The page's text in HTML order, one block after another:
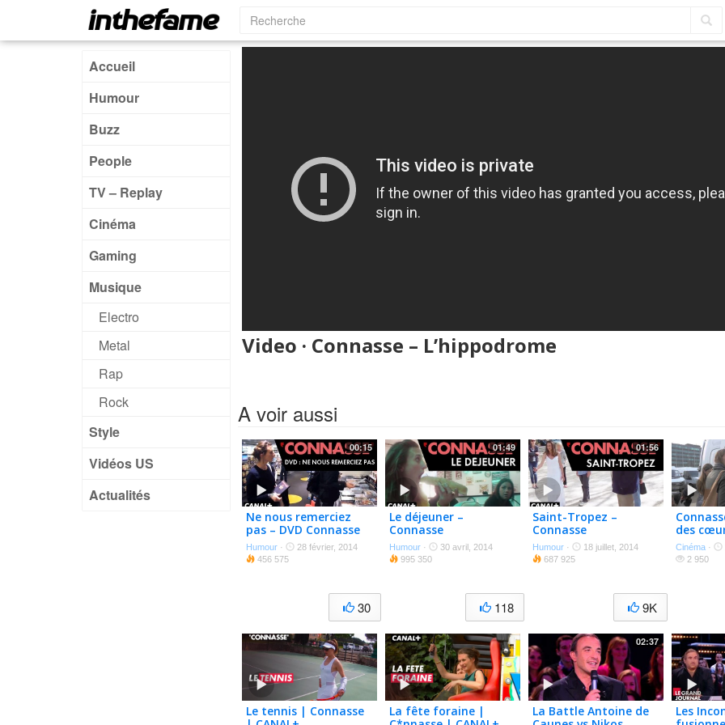
Accueil
Humour
Buzz
People
TV – Replay
Cinéma
Gaming
Musique
Electro
Metal
Rap
Rock
Style
Vidéos US
Actualités
Video · Connasse – L’hippodrome
A voir aussi
00:15
Ne nous remerciez
pas – DVD Connasse
Humour ·
28 février, 2014
456 575
30
01:49
Le déjeuner –
Connasse
Humour ·
30 avril, 2014
995 350
118
01:56
Saint-Tropez –
Connasse
Humour ·
18 juillet, 2014
687 925
9K
des
of
Cinéma ·
2 950
Le tennis | Connasse
La fête foraine |
02:37
La Battle Antoine de
Les